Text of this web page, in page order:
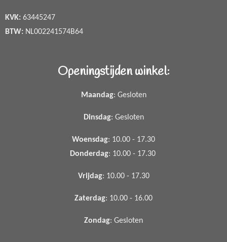
KVK: 63445247
BTW: NL002241574B64
Openingstijden winkel:
Maandag: Gesloten
Dinsdag: Gesloten
Woensdag: 10.00 - 17.30
Donderdag: 10.00 - 17.30
Vrijdag: 10.00 - 17.30
Zaterdag: 10.00 - 16.00
Zondag: Gesloten